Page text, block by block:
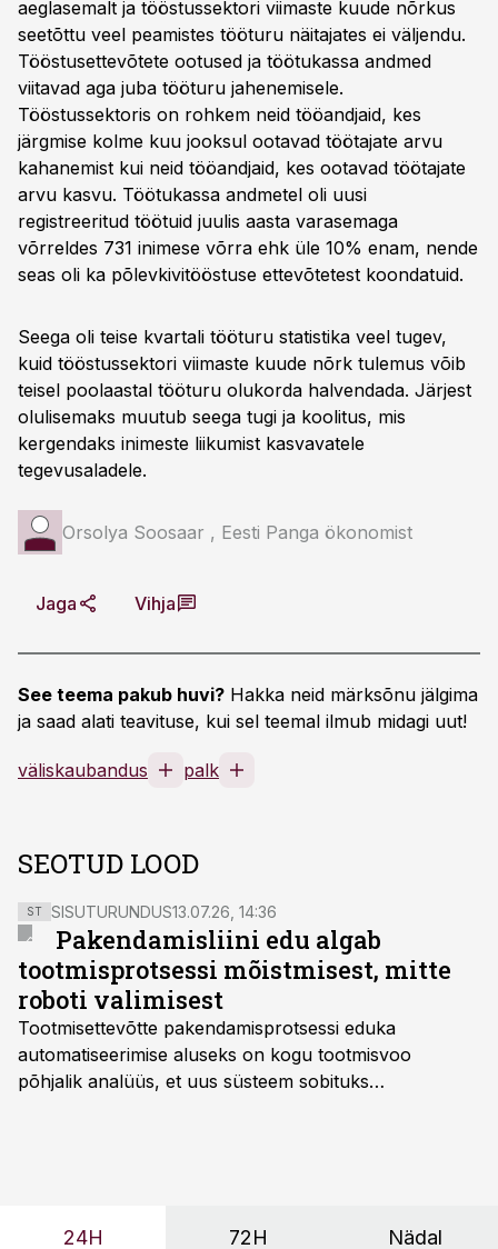
aeglasemalt ja tööstussektori viimaste kuude nõrkus
seetõttu veel peamistes tööturu näitajates ei väljendu.
Tööstusettevõtete ootused ja töötukassa andmed
viitavad aga juba tööturu jahenemisele.
Tööstussektoris on rohkem neid tööandjaid, kes
järgmise kolme kuu jooksul ootavad töötajate arvu
kahanemist kui neid tööandjaid, kes ootavad töötajate
arvu kasvu. Töötukassa andmetel oli uusi
registreeritud töötuid juulis aasta varasemaga
võrreldes 731 inimese võrra ehk üle 10% enam, nende
seas oli ka põlevkivitööstuse ettevõtetest koondatuid.
Seega oli teise kvartali tööturu statistika veel tugev,
kuid tööstussektori viimaste kuude nõrk tulemus võib
teisel poolaastal tööturu olukorda halvendada. Järjest
olulisemaks muutub seega tugi ja koolitus, mis
kergendaks inimeste liikumist kasvavatele
tegevusaladele.
Orsolya Soosaar , Eesti Panga ökonomist
Jaga Vihja
See teema pakub huvi? Hakka neid märksõnu jälgima
ja saad alati teavituse, kui sel teemal ilmub midagi uut!
väliskaubandus palk
SEOTUD LOOD
ST SISUTURUNDUS13.07.26, 14:36
Pakendamisliini edu algab
tootmisprotsessi mõistmisest, mitte
roboti valimisest
Tootmisettevõtte pakendamisprotsessi eduka
automatiseerimise aluseks on kogu tootmisvoo
põhjalik analüüs, et uus süsteem sobituks
OÜ tegevjuht Sander Mitendorf.
24H 72H Nädal